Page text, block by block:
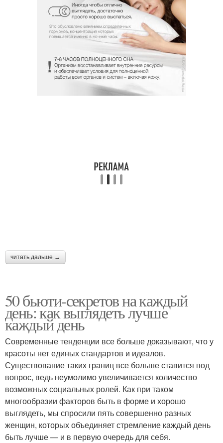
читать дальше →
50 бьюти-секретов на каждый
день: как выглядеть лучше
каждый день
Современные тенденции все больше доказывают, что у
красоты нет единых стандартов и идеалов.
Существование таких границ все больше ставится под
вопрос, ведь неумолимо увеличивается количество
возможных социальных ролей. Как при таком
многообразии факторов быть в форме и хорошо
выглядеть, мы спросили пять совершенно разных
женщин, которых объединяет стремление каждый день
быть лучше — и в первую очередь для себя.